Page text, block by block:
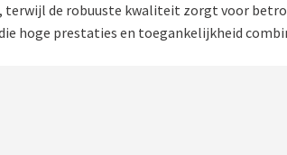
de robuuste kwaliteit zorgt voor
hoge prestaties en toegankelijkheid